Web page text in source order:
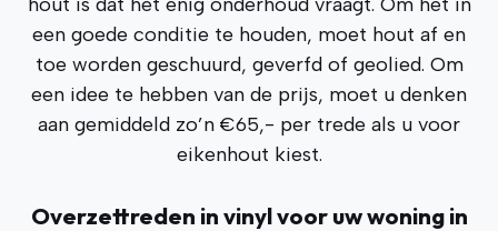
een goede conditie te houden, moet hout af en
toe worden geschuurd, geverfd of geolied. Om
een idee te hebben van de prijs, moet u denken
aan gemiddeld zo’n €65,- per trede als u voor
eikenhout kiest.
Overzettreden in vinyl voor uw woning in